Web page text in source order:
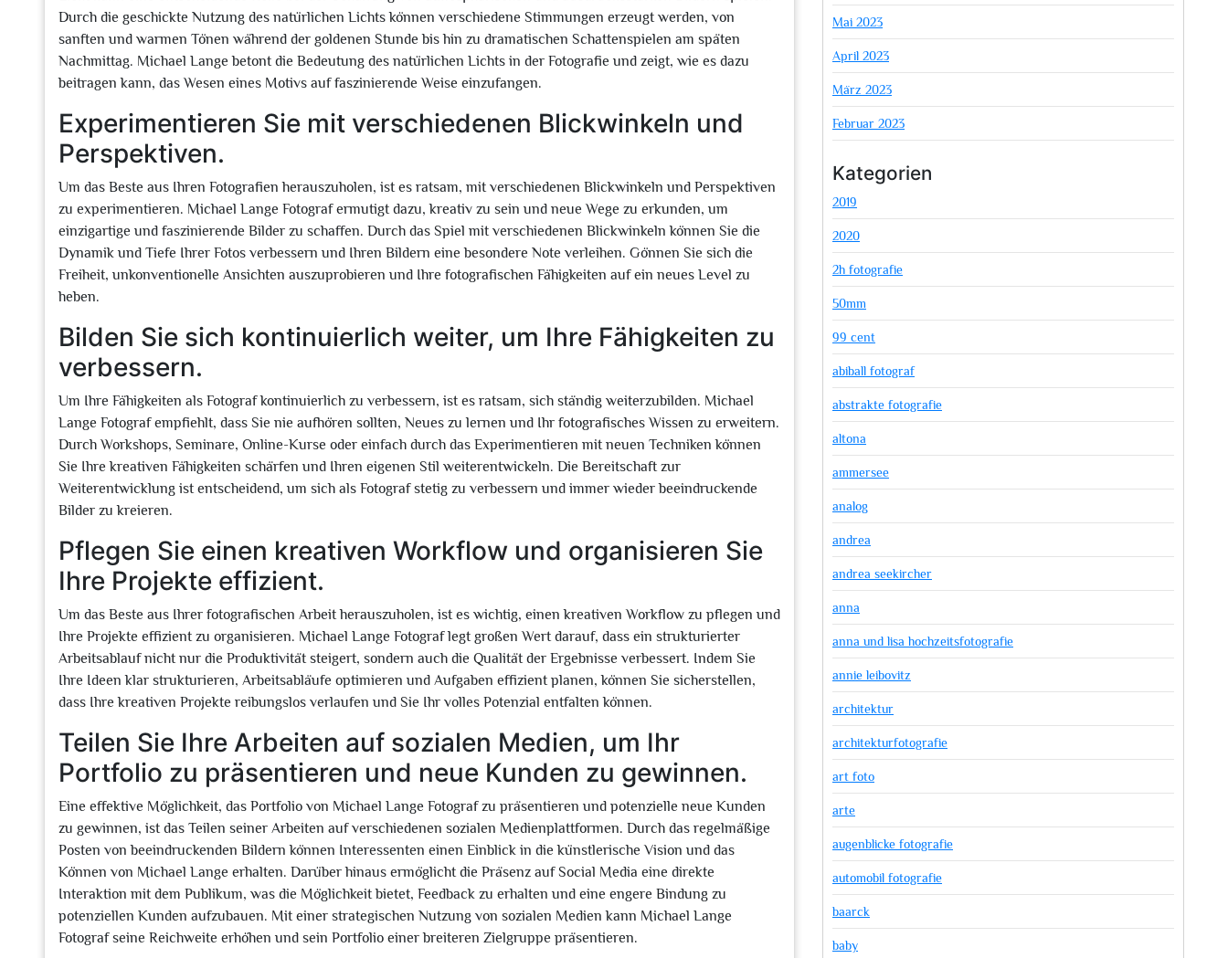
Durch die geschickte Nutzung des natürlichen Lichts können verschiedene Stimmungen erzeugt werden, von
sanften und warmen Tönen während der goldenen Stunde bis hin zu dramatischen Schattenspielen am späten
Nachmittag. Michael Lange betont die Bedeutung des natürlichen Lichts in der Fotografie und zeigt, wie es dazu
beitragen kann, das Wesen eines Motivs auf faszinierende Weise einzufangen.
Experimentieren Sie mit verschiedenen Blickwinkeln und
Perspektiven.
Um das Beste aus Ihren Fotografien herauszuholen, ist es ratsam, mit verschiedenen Blickwinkeln und Perspektiven
zu experimentieren. Michael Lange Fotograf ermutigt dazu, kreativ zu sein und neue Wege zu erkunden, um
einzigartige und faszinierende Bilder zu schaffen. Durch das Spiel mit verschiedenen Blickwinkeln können Sie die
Dynamik und Tiefe Ihrer Fotos verbessern und Ihren Bildern eine besondere Note verleihen. Gönnen Sie sich die
Freiheit, unkonventionelle Ansichten auszuprobieren und Ihre fotografischen Fähigkeiten auf ein neues Level zu
heben.
Bilden Sie sich kontinuierlich weiter, um Ihre Fähigkeiten zu
verbessern.
Um Ihre Fähigkeiten als Fotograf kontinuierlich zu verbessern, ist es ratsam, sich ständig weiterzubilden. Michael
Lange Fotograf empfiehlt, dass Sie nie aufhören sollten, Neues zu lernen und Ihr fotografisches Wissen zu erweitern.
Durch Workshops, Seminare, Online-Kurse oder einfach durch das Experimentieren mit neuen Techniken können
Sie Ihre kreativen Fähigkeiten schärfen und Ihren eigenen Stil weiterentwickeln. Die Bereitschaft zur
Weiterentwicklung ist entscheidend, um sich als Fotograf stetig zu verbessern und immer wieder beeindruckende
Bilder zu kreieren.
Pflegen Sie einen kreativen Workflow und organisieren Sie
Ihre Projekte effizient.
Um das Beste aus Ihrer fotografischen Arbeit herauszuholen, ist es wichtig, einen kreativen Workflow zu pflegen und
Ihre Projekte effizient zu organisieren. Michael Lange Fotograf legt großen Wert darauf, dass ein strukturierter
Arbeitsablauf nicht nur die Produktivität steigert, sondern auch die Qualität der Ergebnisse verbessert. Indem Sie
Ihre Ideen klar strukturieren, Arbeitsabläufe optimieren und Aufgaben effizient planen, können Sie sicherstellen,
dass Ihre kreativen Projekte reibungslos verlaufen und Sie Ihr volles Potenzial entfalten können.
Teilen Sie Ihre Arbeiten auf sozialen Medien, um Ihr
Portfolio zu präsentieren und neue Kunden zu gewinnen.
Eine effektive Möglichkeit, das Portfolio von Michael Lange Fotograf zu präsentieren und potenzielle neue Kunden
zu gewinnen, ist das Teilen seiner Arbeiten auf verschiedenen sozialen Medienplattformen. Durch das regelmäßige
Posten von beeindruckenden Bildern können Interessenten einen Einblick in die künstlerische Vision und das
Können von Michael Lange erhalten. Darüber hinaus ermöglicht die Präsenz auf Social Media eine direkte
Interaktion mit dem Publikum, was die Möglichkeit bietet, Feedback zu erhalten und eine engere Bindung zu
potenziellen Kunden aufzubauen. Mit einer strategischen Nutzung von sozialen Medien kann Michael Lange
Fotograf seine Reichweite erhöhen und sein Portfolio einer breiteren Zielgruppe präsentieren.
Mai 2023
April 2023
März 2023
Februar 2023
Kategorien
2019
2020
2h fotografie
50mm
99 cent
abiball fotograf
abstrakte fotografie
altona
ammersee
analog
andrea
andrea seekircher
anna
anna und lisa hochzeitsfotografie
annie leibovitz
architektur
architekturfotografie
art foto
arte
augenblicke fotografie
automobil fotografie
baarck
baby